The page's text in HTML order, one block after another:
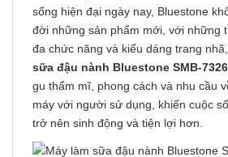
sống hiện đại ngày nay, Bluestone
đời những sản phẩm mới, với những
đa chức năng và kiểu dáng trang nhã,
sữa đậu nành Bluestone SMB-7326
gu thẩm mĩ, phong cách và nhu cầu
máy với người sử dụng, khiến cuộc
trở nên sinh động và tiện lợi hơn.